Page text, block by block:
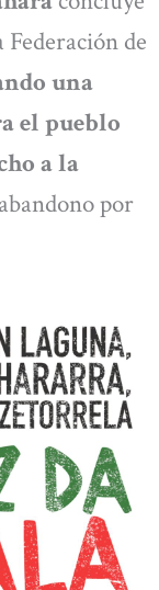
de
una
el pueblo
a la
por